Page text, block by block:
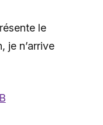
le
je n’arrive